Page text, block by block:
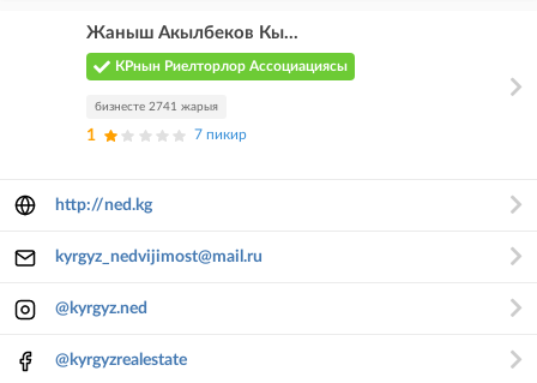
Жаныш Акылбеков Кы...
КРнын Риелторлор Ассоциациясы
бизнесте 2741 жарыя
1 7 пикир
http://ned.kg
kyrgyz_nedvijimost@mail.ru
@kyrgyz.ned
@kyrgyzrealestate